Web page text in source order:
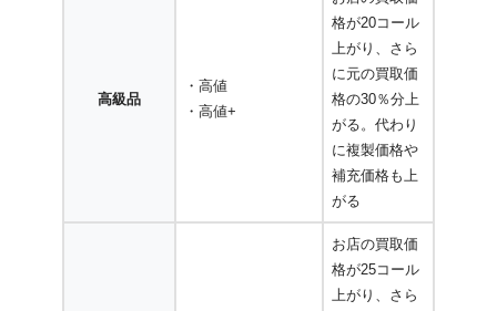
高級品
・高値
・高値+
格が20コール
上がり、さら
に元の買取価
格の30％分上
がる。代わり
に複製価格や
補充価格も上
がる
お店の買取価
格が25コール
上がり、さら